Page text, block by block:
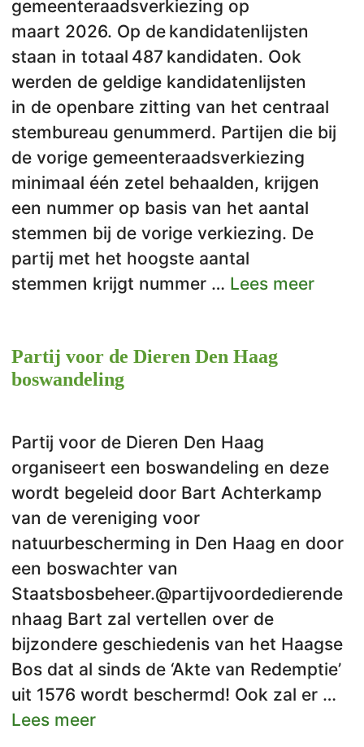
gemeenteraadsverkiezing op
maart 2026. Op de kandidatenlijsten
staan in totaal 487 kandidaten. Ook
werden de geldige kandidatenlijsten
in de openbare zitting van het centraal
stembureau genummerd. Partijen die bij
de vorige gemeenteraadsverkiezing
minimaal één zetel behaalden, krijgen
een nummer op basis van het aantal
stemmen bij de vorige verkiezing. De
partij met het hoogste aantal
stemmen krijgt nummer … Lees meer
Partij voor de Dieren Den Haag
boswandeling
Partij voor de Dieren Den Haag
organiseert een boswandeling en deze
wordt begeleid door Bart Achterkamp
van de vereniging voor
natuurbescherming in Den Haag en door
een boswachter van
Staatsbosbeheer.@partijvoordedierende
nhaag Bart zal vertellen over de
bijzondere geschiedenis van het Haagse
Bos dat al sinds de ‘Akte van Redemptie’
uit 1576 wordt beschermd! Ook zal er …
Lees meer